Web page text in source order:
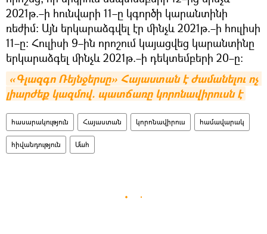
2021թ.–ի հունվարի 11–ը կգործի կարանտինի
ռեժիմ։ Այն երկարաձգվել էր մինչև 2021թ.–ի հուլիսի
11–ը։ Հուլիսի 9–ին որոշում կայացվեց կարանտինը
երկարաձգել մինչև 2021թ.–ի դեկտեմբերի 20–ը։
«Գլազգո Ռեյնջերսը» Հայաստան է ժամանելու ոչ
լիարժեք կազմով. պատճառը կորոնավիրուսն է
հասարակություն Հայաստան կորոնավիրուս համավարակ
հիվանդություն Մահ